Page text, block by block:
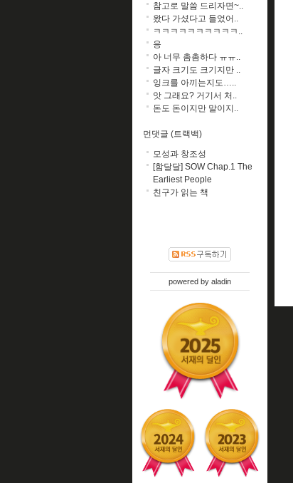
참고로 말씀 드리자면~..
왔다 가셨다고 들었어..
ㅋㅋㅋㅋㅋㅋㅋㅋㅋㅋ..
응
아 너무 촘촘하다 ㅠㅠ..
글자 크기도 크기지만 ..
잉크를 아끼는지도…..
앗 그래요? 거기서 처..
돈도 돈이지만 말이지..
먼댓글 (트랙백)
모성과 창조성
[함달달] SOW Chap.1 The
Earliest People
친구가 읽는 책
powered by aladin